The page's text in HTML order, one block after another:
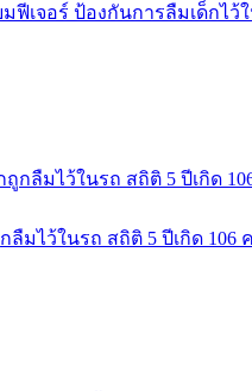
ฟีเจอร์ ป้องกันการลืมเด็กไว้
มไว้ในรถ สถิติ 5 ปีเกิด 106